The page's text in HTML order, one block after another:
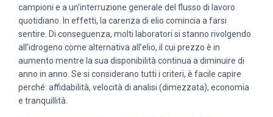
campioni e a un’interruzione generale del flusso di lavoro
quotidiano. In effetti, la carenza di elio comincia a farsi
sentire. Di conseguenza, molti laboratori si stanno rivolgendo
all’idrogeno come alternativa all’elio, il cui prezzo è in
aumento mentre la sua disponibilità continua a diminuire di
anno in anno. Se si considerano tutti i criteri, è facile capire
perché: affidabilità, velocità di analisi (dimezzata), economia
e tranquillità.